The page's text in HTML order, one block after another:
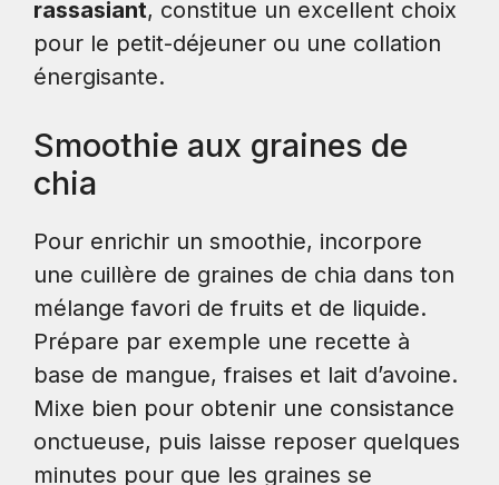
rassasiant, constitue un excellent choix
pour le petit-déjeuner ou une collation
énergisante.
Smoothie aux graines de
chia
Pour enrichir un smoothie, incorpore
une cuillère de graines de chia dans ton
mélange favori de fruits et de liquide.
Prépare par exemple une recette à
base de mangue, fraises et lait d’avoine.
Mixe bien pour obtenir une consistance
onctueuse, puis laisse reposer quelques
minutes pour que les graines se